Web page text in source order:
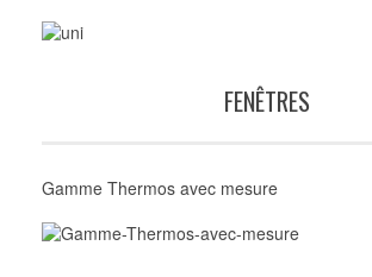
FENÊTRES
Gamme Thermos avec mesure